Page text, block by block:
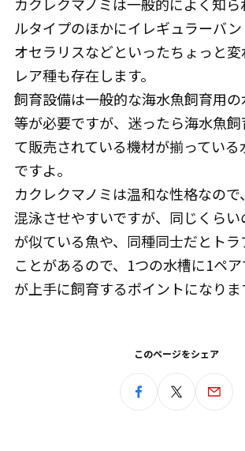
カクレクマノミは一般的によく知
ルタイプのほかにイレギュラーバ
オセラリスなどといったちょっと
レア種も存在します。
飼育設備は一般的な海水魚飼育用
等が必要ですが、迷ったら海水魚
て販売されている機材が揃ってい
ですよ。
カクレクマノミは温和な性格なの
混泳させやすいですが、同じくら
が似ている魚や、同種同士だとトラ
ことがあるので、1つの水槽に1ペ
が上手に飼育するポイントになりま
このページをシェア